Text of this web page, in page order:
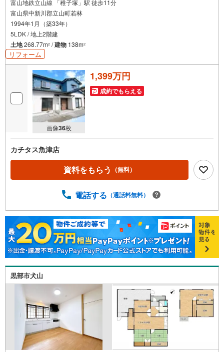
富山地鉄立山線 「稚子塚」駅 徒歩11分
富山県中新川郡立山町若林
1994年1月（築33年）
5LDK / 地上2階建
土地268.77m2 /建物 138m2
リフォーム
画像36枚
1,399万円
成約でもらえる
カチタス魚津店
資料をもらう （無料）
電話する （通話料無料）
黒部市犬山